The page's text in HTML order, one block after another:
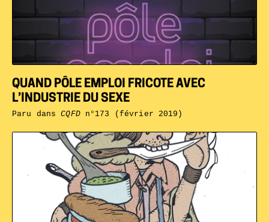
QUAND PÔLE EMPLOI FRICOTE AVEC
L’INDUSTRIE DU SEXE
Paru dansCQFDn°173 (février 2019)